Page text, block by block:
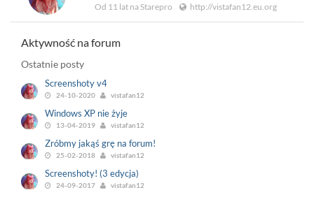
Od 11 lat na Starepro http://vistafan12.eu.org
Aktywność na forum
Ostatnie posty
Screenshoty v4
24-10-2020 vistafan12
Windows XP nie żyje
13-04-2019 vistafan12
Zróbmy jakąś grę na forum!
25-02-2018 vistafan12
Screenshoty! (3 edycja)
24-09-2017 vistafan12